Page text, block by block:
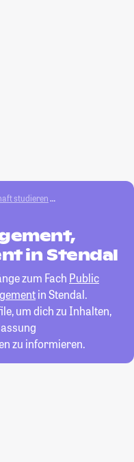
studieren
in Stendal
zum Fach Public
in Stendal.
um dich zu Inhalten,
zu informieren.